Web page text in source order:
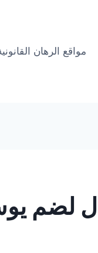
مواقع الرهان
لضم